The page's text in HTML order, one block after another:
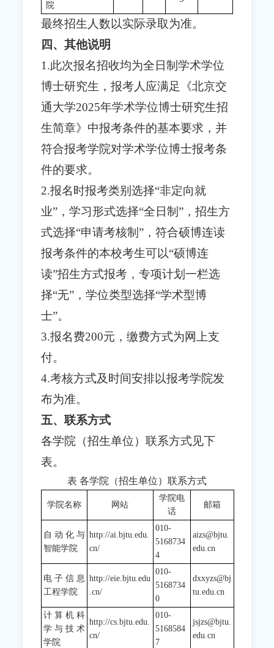
院
最终招生人数以实际录取为准。
四、其他说明
1.此次报名招收均为全日制学术学位
博士研究生，报考人应满足《北京交
通大学2025年学术学位博士研究生招
生简章》中报考条件的基本要求，并
符合报考学院对学术学位博士报考条
件的要求。
2.报名时报考类别选择“非定向就
业”，学习形式选择“全日制”，招生方
式选择“申请考核制”，符合硕博连读
报考条件的本校考生可以“硕博连
读”招生方式报考，专项计划一栏选
择“无”，学位类型选择“学术型博
士”。
3.报名费200元，缴费方式为网上支
付。
4.考核方式及时间安排以报考学院发
布为准。
五、联系方式
各学院（招生单位）联系方式见下
表。
表 各学院（招生单位）联系方式
学院名称 网站
学院电
话
邮箱
自动化与
智能学院
http://ai.bjtu.edu.
cn/
010-
5168734
4
aizs@bjtu.
edu.cn
电子信息
工程学院
http://eie.bjtu.edu
.cn/
010-
5168734
0
dxxyzs@bj
tu.edu.cn
计算机科
学与技术
学院
http://cs.bjtu.edu.
cn/
010-
5168584
7
jsjzs@bjtu.
edu.cn